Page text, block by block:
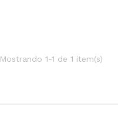
Mostrando 1-1 de 1 item(s)